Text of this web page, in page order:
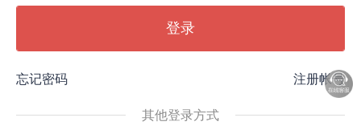
登录
忘记密码 注册帐号
其他登录方式